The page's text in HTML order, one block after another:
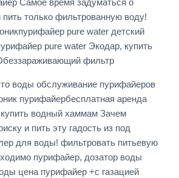
Самое время задуматься о
только фильтрованную воду!
pure water детский
pure water Экодар, купить
фильтр
воды обслуживание пурифайеров
пурифайербесплатная аренда
водный хаммам Зачем
и пить эту гадость из под
для воды! фильтровать питьевую
пурифайер, дозатор воды
цена пурифайер +с газацией